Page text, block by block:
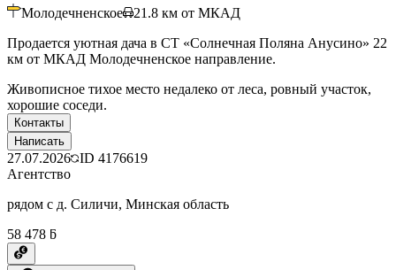
Молодечненское 21.8 км от МКАД
Продается уютная дача в СТ «Солнечная Поляна Анусино» 22
км от МКАД Молодечненское направление.
Живописное тихое место недалеко от леса, ровный участок,
хорошие соседи.
Контакты
Написать
27.07.2026 ID 4176619
Агентство
рядом с д. Силичи, Минская область
58 478 ƃ